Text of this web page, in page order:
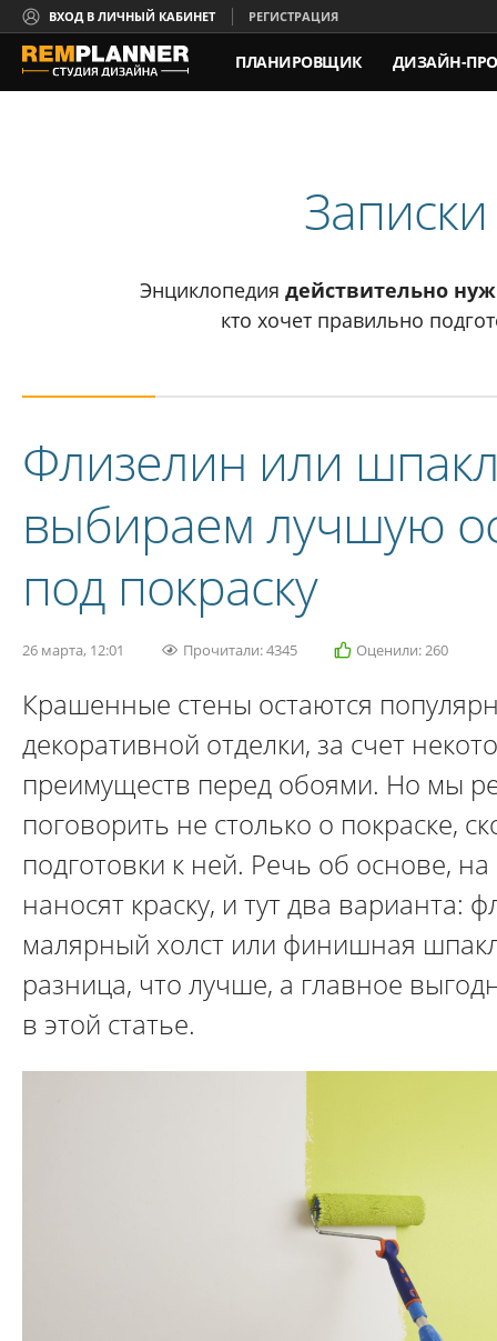
ВХОД В ЛИЧНЫЙ КАБИНЕТ РЕГИСТРАЦИЯ
ПЛАНИРОВЩИК ДИЗАЙН-
Энциклопедия действительно
кто хочет правильно
Флизелин или
выбираем лучшую
под покраску
26 марта, 12:01 Прочитали: 4345 Оценили: 260
Крашенные стены остаются
декоративной отделки, за счет
преимуществ перед обоями. Но мы
поговорить не столько о покраске,
подготовки к ней. Речь об основе,
наносят краску, и тут два варианта:
малярный холст или финишная
разница, что лучше, а главное
в этой статье.